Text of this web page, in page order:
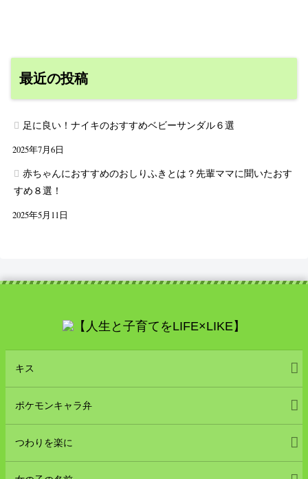
最近の投稿
足に良い！ナイキのおすすめベビーサンダル６選
2025年7月6日
赤ちゃんにおすすめのおしりふきとは？先輩ママに聞いたおす
すめ８選！
2025年5月11日
キス
ポケモンキャラ弁
つわりを楽に